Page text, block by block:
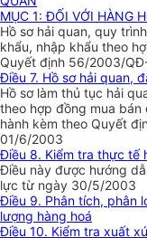
MỤC 1: ĐỐI VỚI HÀNG
Hồ sơ hải quan, quy
khẩu, nhập khẩu theo
Quyết định 56/2003/
Điều 7. Hồ sơ hải quan,
Hồ sơ làm thủ tục hải
theo hợp đồng mua
hành kèm theo Quyết
01/6/2003
Điều 8. Kiểm tra thực tế
Điều này được hướng
lực từ ngày 30/5/2003
Điều 9. Phân tích, phân
lượng hàng hoá
Điều 10. Kiểm tra xuất